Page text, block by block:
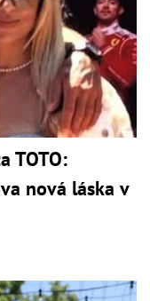
TOTO:
nová láska v